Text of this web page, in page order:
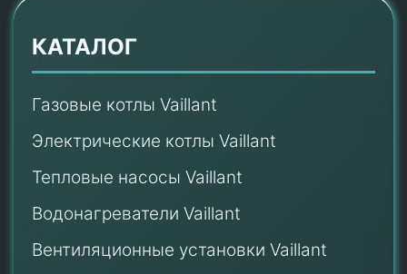
КАТАЛОГ
Газовые котлы Vaillant
Электрические котлы Vaillant
Тепловые насосы Vaillant
Водонагреватели Vaillant
Вентиляционные установки Vaillant